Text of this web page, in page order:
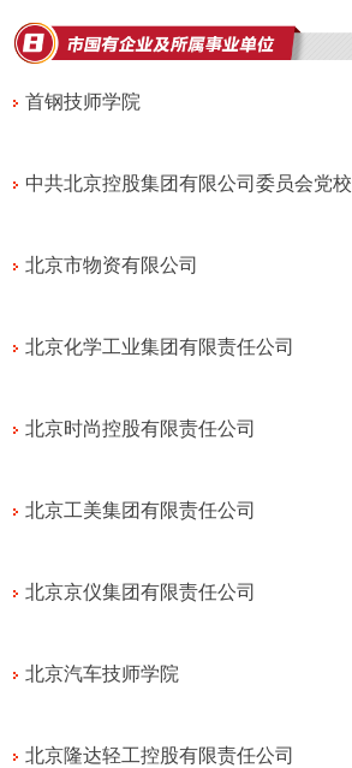
首钢技师学院
中共北京控股集团有限公司委员会党校
北京市物资有限公司
北京化学工业集团有限责任公司
北京时尚控股有限责任公司
北京工美集团有限责任公司
北京京仪集团有限责任公司
北京汽车技师学院
北京隆达轻工控股有限责任公司